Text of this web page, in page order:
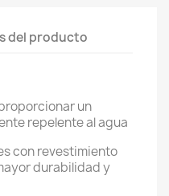
del producto
un
repelente al agua
con revestimiento
durabilidad y